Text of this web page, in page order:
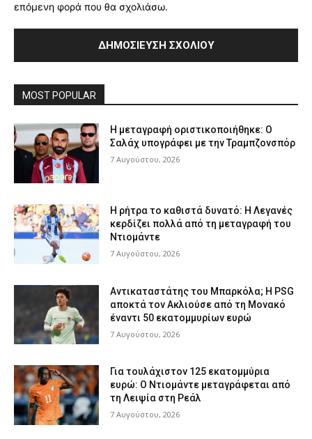
επόμενη φορά που θα σχολιάσω.
MOST POPULAR
Η μεταγραφή οριστικοποιήθηκε: Ο
Σαλάχ υπογράφει με την Τραμπζονσπόρ
7 Αυγούστου, 2026
Η ρήτρα το καθιστά δυνατό: Η Λεγανές
κερδίζει πολλά από τη μεταγραφή του
Ντιομάντε
7 Αυγούστου, 2026
Αντικαταστάτης του Μπαρκόλα; Η PSG
αποκτά τον Ακλιούσε από τη Μονακό
έναντι 50 εκατομμυρίων ευρώ
7 Αυγούστου, 2026
Για τουλάχιστον 125 εκατομμύρια
ευρώ: Ο Ντιομάντε μεταγράφεται από
τη Λειψία στη Ρεάλ
7 Αυγούστου, 2026